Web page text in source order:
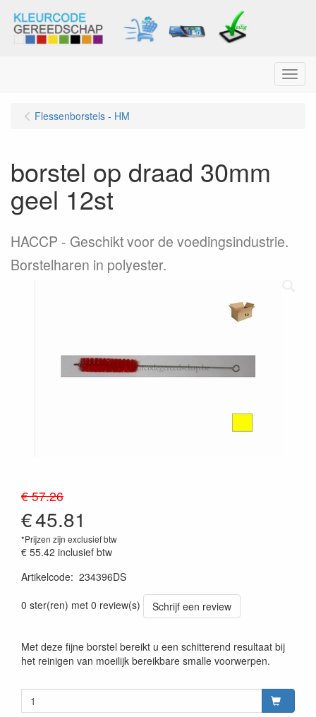
Menu
Flessenborstels - HM
borstel op draad 30mm
geel 12st
HACCP - Geschikt voor de voedingsindustrie.
Borstelharen in polyester.
€ 57.26
€45.81
*Prijzen zijn exclusief btw
€ 55.42 inclusief btw
Artikelcode: 234396DS
0 ster(ren) met 0 review(s)
Schrijf een review
Met deze fijne borstel bereikt u een schitterend resultaat bij
het reinigen van moeilijk bereikbare smalle voorwerpen.